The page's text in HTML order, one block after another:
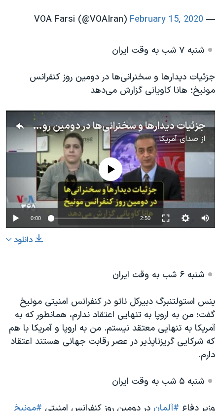
— VOA Farsi (@VOAIran)
February 15, 2020
شنبه ۷ شب به وقت ایران
جزئیات دیدارها و سخنرانی‌ها در دومین روز کنفرانس
مونیخ؛ هانا کاویانی گزارش می‌دهد
جزئیات دیدارها و سخنرانی‌ها در دومین روز کنفرانس مونیخ؛ هانا کاویانی گزارش می‌دهد
از صدای آمریکا
No media source currently available
0:00 2:50
دانلود
شنبه ۶ شب به وقت ایران
ینس استولتنبرگ دبیرکل ناتو در کنفرانس امنیتی مونیخ
گفت: من به اروپا به تنهایی اعتقاد ندارم، همانطور که به
آمریکا به تنهایی معتقد نیستم. من به اروپا و آمریکا با هم
که شرکایی گریزناپذیر در عصر رقابت جهانی هستند اعتقاد
دارم.
شنبه ۵ شب به وقت ایران